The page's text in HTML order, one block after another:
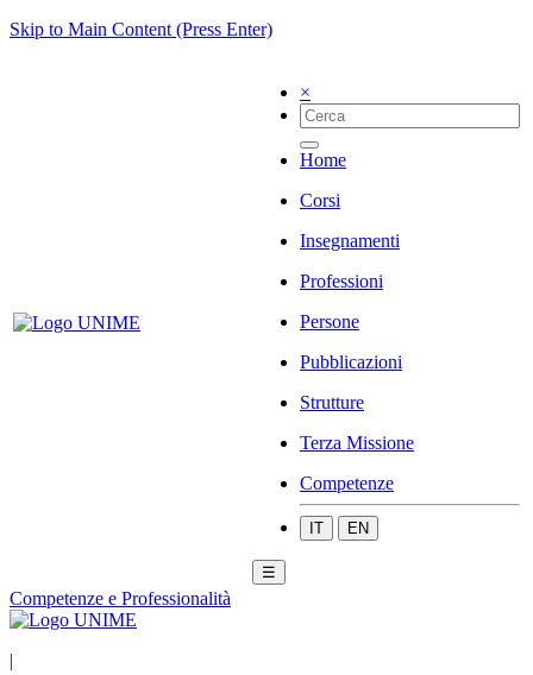
Skip to Main Content (Press Enter)
×
Home
Corsi
Insegnamenti
Professioni
Persone
Pubblicazioni
Strutture
Terza Missione
Competenze
IT EN
☰
Competenze e Professionalità
|